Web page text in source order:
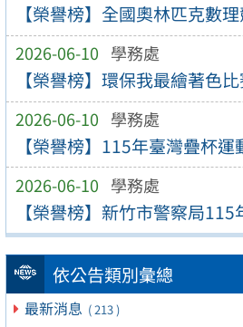
【榮譽榜】全國奧林匹克數
2026-06-10 學務處
【榮譽榜】環保我最繪著色
2026-06-10 學務處
【榮譽榜】115年臺灣疊杯
2026-06-10 學務處
【榮譽榜】新竹市警察局
依公告類別彙總
最新消息 ( 213 )